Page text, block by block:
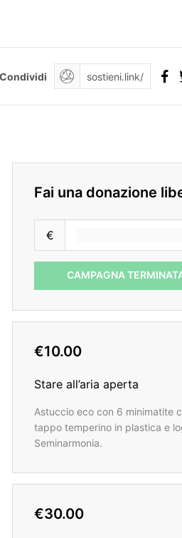
Condividi
Fai una donazione
€
CAMPAGNA
€10.00
Stare all’aria aperta
Astuccio eco con 6 minimatite
tappo temperino in plastica e
Seminarmonia.
€30.00